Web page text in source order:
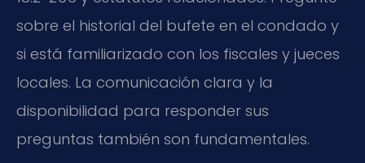
sobre el historial del bufete en el condado y
si está familiarizado con los fiscales y jueces
locales. La comunicación clara y la
disponibilidad para responder sus
preguntas también son fundamentales.